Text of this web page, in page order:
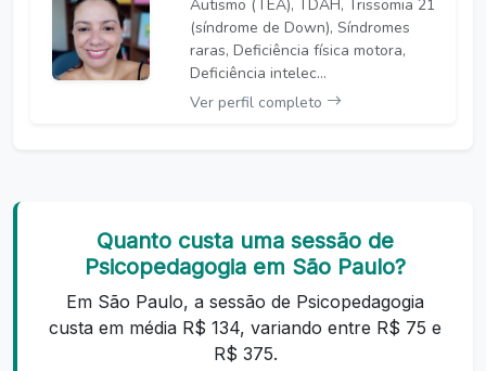
Autismo (TEA), TDAH, Trissomia 21
(síndrome de Down), Síndromes
raras, Deficiência física motora,
Deficiência intelec...
Ver perfil completo
Quanto custa uma sessão de
Psicopedagogia em São Paulo?
Em São Paulo, a sessão de Psicopedagogia
custa em média R$ 134, variando entre R$ 75 e
R$ 375.